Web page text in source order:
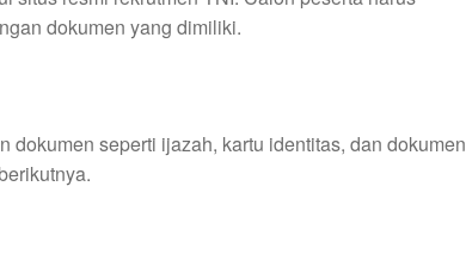
dokumen yang dimiliki.
dokumen seperti ijazah, kartu identitas, dan dokumen